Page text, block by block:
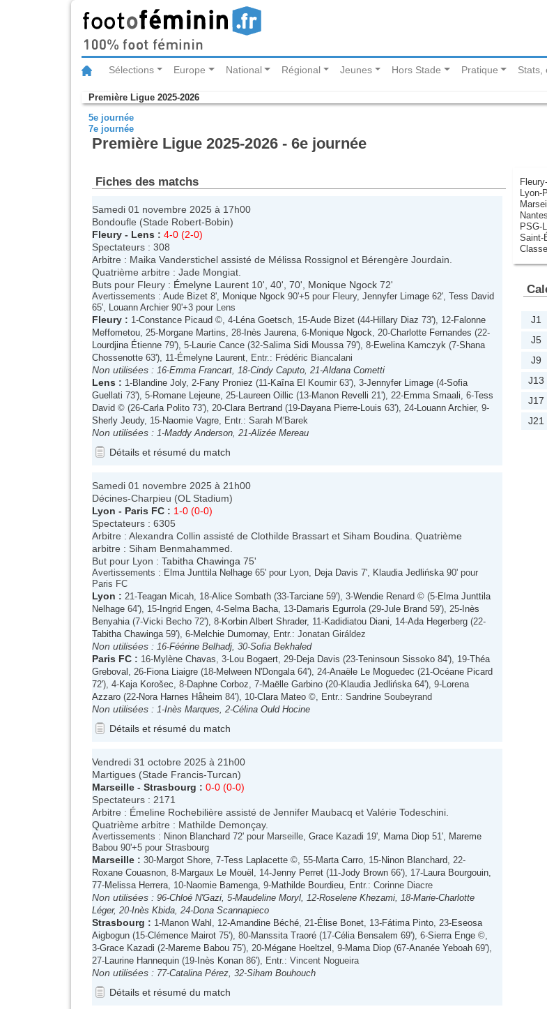
Sélections Europe National Régional Jeunes Hors Stade Pratique Stats,
Première Ligue 2025-2026
5e journée
7e journée
Première Ligue 2025-2026 - 6e journée
PSG-
Saint-
Fiches des matchs
Samedi 01 novembre 2025 à 17h00
Bondoufle (Stade Robert-Bobin)
Fleury - Lens : 4-0 (2-0)
Spectateurs : 308
Arbitre : Maika Vanderstichel assisté de Mélissa Rossignol et Bérengère Jourdain.
Quatrième arbitre : Jade Mongiat.
Buts pour Fleury : Émelyne Laurent 10', 40', 70', Monique Ngock 72'
Avertissements : Aude Bizet 8', Monique Ngock 90'+5 pour Fleury, Jennyfer Limage 62', Tess David
65',
Louann Archier 90'+3 pour Lens
Fleury : 1-Constance Picaud ©, 4- Léna Goetsch , 15-Aude Bizet (44-Hillary Diaz 73'), 12-Falonne
Meffometou , 25-Morgane Martins , 28- Inès Jaurena , 6-Monique Ngock , 20-Charlotte Fernandes (22-
Lourdjina Étienne 79'), 5- Laurie Cance (32-Salima Sidi Moussa 79'), 8-Ewelina Kamczyk (7-Shana
Chossenotte 63'), 11-Émelyne Laurent , Entr.: Frédéric Biancalani
Non utilisées : 16-Emma Francart , 18-Cindy Caputo , 21-Aldana Cometti
Lens : 1-Blandine Joly, 2-Fany Proniez (11-Kaîna El Koumir 63'), 3-Jennyfer Limage (4-Sofia
Guellati 73'), 5-Romane Lejeune , 25- Laureen Oillic (13-Manon Revelli 21'), 22-Emma Smaali , 6-Tess
David © (26-Carla Polito 73'), 20-Clara Bertrand (19-Dayana Pierre-Louis 63'), 24- Louann Archier, 9-
Sherly Jeudy, 15-Naomie Vagre , Entr.: Sarah M'Barek
Non utilisées : 1-Maddy Anderson , 21-Alizée Mereau
Détails et résumé du match
Samedi 01 novembre 2025 à 21h00
Décines-Charpieu (OL Stadium)
Lyon - Paris FC : 1-0 (0-0)
Spectateurs : 6305
Arbitre : Alexandra Collin assisté de Clothilde Brassart et Siham Boudina. Quatrième
arbitre : Siham Benmahammed.
But pour Lyon : Tabitha Chawinga 75'
Avertissements : Elma Junttila Nelhage 65' pour Lyon, Deja Davis 7', Klaudia Jedlińska 90' pour
Paris FC
Lyon : 21-Teagan Micah , 18-Alice Sombath (33-Tarciane 59'), 3-Wendie Renard © (5-Elma Junttila
Nelhage 64'), 15- Ingrid Engen , 4-Selma Bacha , 13-Damaris Egurrola (29-Jule Brand 59'), 25- Inès
Benyahia (7-Vicki Becho 72'), 8-Korbin Albert Shrader, 11-Kadidiatou Diani , 14-Ada Hegerberg (22-
Tabitha Chawinga 59'), 6-Melchie Dumornay, Entr.: Jonatan Giráldez
Non utilisées : 16-Féérine Belhadj , 30-Sofia Bekhaled
Paris FC : 16-Mylène Chavas , 3- Lou Bogaert , 29-Deja Davis (23-Teninsoun Sissoko 84'), 19-Théa
Greboval
, 26-Fiona Liaigre (18-Melween N'Dongala 64'), 24-Anaële Le Moguedec (21-Océane Picard
72'), 4-Kaja Korošec , 8-Daphne Corboz , 7-Maëlle Garbino (20-Klaudia Jedlińska 64'), 9- Lorena
Azzaro (22-Nora Harnes Håheim 84'), 10-Clara Mateo ©, Entr.: Sandrine Soubeyrand
Non utilisées : 1-Inès Marques , 2-Célina Ould Hocine
Détails et résumé du match
Vendredi 31 octobre 2025 à 21h00
Martigues (Stade Francis-Turcan)
Marseille - Strasbourg : 0-0 (0-0)
Spectateurs : 2171
Arbitre : Émeline Rochebilière assisté de Jennifer Maubacq et Valérie Todeschini.
Quatrième arbitre : Mathilde Demonçay.
Avertissements : Ninon Blanchard 72' pour Marseille, Grace Kazadi 19', Mama Diop 51',
Mareme
Babou 90'+5 pour Strasbourg
Marseille : 30-Margot Shore , 7-Tess Laplacette ©, 55-Marta Carro , 15-Ninon Blanchard , 22-
Roxane Couasnon , 8-Margaux Le Mouël , 14-Jenny Perret (11-Jody Brown 66'), 17- Laura Bourgouin
77-Melissa Herrera , 10-Naomie Bamenga , 9-Mathilde Bourdieu , Entr.: Corinne Diacre
Non utilisées : 96-Chloé N'Gazi , 5-Maudeline Moryl , 12-Roselene Khezami , 18-Marie-Charlotte
Léger, 20-Inès Kbida , 24-Dona Scannapieco
Strasbourg : 1-Manon Wahl , 12-Amandine Béché , 21-Élise Bonet , 13-Fátima Pinto , 23-Eseosa
Aigbogun (15-Clémence Mairot 75'), 80-Manssita Traoré (17-Célia Bensalem 69'), 6-Sierra Enge ©,
3-Grace Kazadi (2-Mareme Babou 75'), 20-Mégane Hoeltzel , 9-Mama Diop (67-Ananée Yeboah 69'),
27- Laurine Hannequin (19- Inès Konan 86'), Entr.: Vincent Nogueira
Non utilisées : 77-Catalina Pérez , 32-Siham Bouhouch
Détails et résumé du match
J1
J5
J9
J13
J17
J21